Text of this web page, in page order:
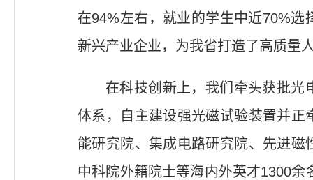
在94%左右，就业的学生中近70%
新兴产业企业，为我省打造了高质量
在科技创新上，我们牵头获批光
体系，自主建设强光磁试验装置并
能研究院、集成电路研究院、先进
中科院外籍院士等海内外英才1300